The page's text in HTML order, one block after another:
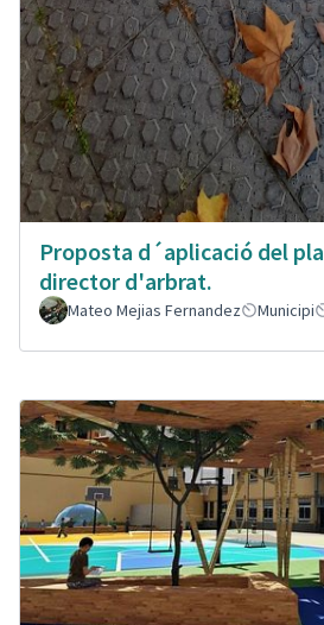
Proposta d´aplicació del pla
director d'arbrat.
Mateo Mejias Fernandez Municipi